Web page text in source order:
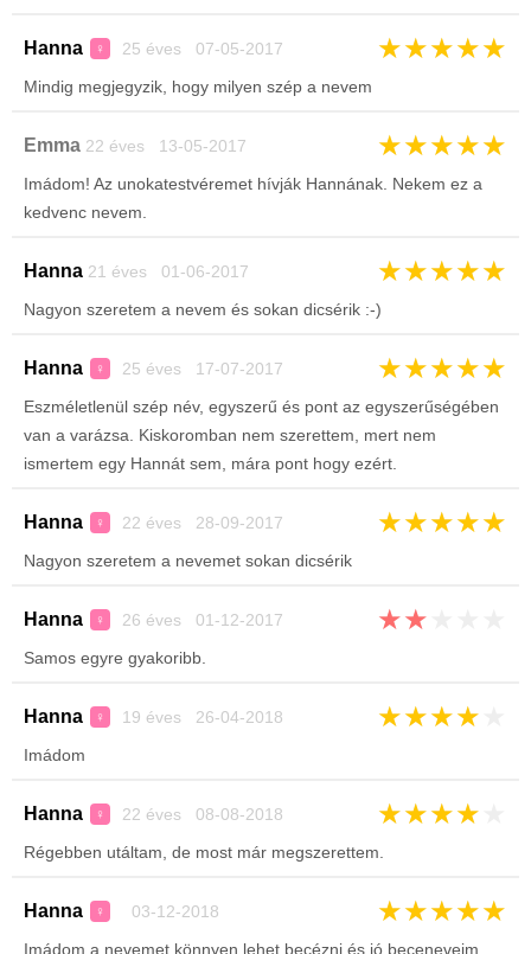
Hanna ♀ 25 éves 07-05-2017 ★★★★★
Mindig megjegyzik, hogy milyen szép a nevem
Emma 22 éves 13-05-2017 ★★★★★
Imádom! Az unokatestvéremet hívják Hannának. Nekem ez a
kedvenc nevem.
Hanna 21 éves 01-06-2017 ★★★★★
Nagyon szeretem a nevem és sokan dicsérik :-)
Hanna ♀ 25 éves 17-07-2017 ★★★★★
Eszméletlenül szép név, egyszerű és pont az egyszerűségében
van a varázsa. Kiskoromban nem szerettem, mert nem
ismertem egy Hannát sem, mára pont hogy ezért.
Hanna ♀ 22 éves 28-09-2017 ★★★★★
Nagyon szeretem a nevemet sokan dicsérik
Hanna ♀ 26 éves 01-12-2017 ★★
Samos egyre gyakoribb.
Hanna ♀ 19 éves 26-04-2018 ★★★★
Imádom
Hanna ♀ 22 éves 08-08-2018 ★★★★
Régebben utáltam, de most már megszerettem.
Hanna ♀ 03-12-2018 ★★★★★
Imádom a nevemet könnyen lehet becézni és jó beceneveim